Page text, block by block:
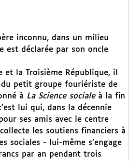
inconnu, dans un milieu
est déclarée par son oncle
et la Troisième République, il
du petit groupe fouriériste de
à La Science sociale à la fin
lui qui, dans la décennie
ses amis avec le centre
les soutiens financiers à
sociales - lui-même s’engage
par an pendant trois